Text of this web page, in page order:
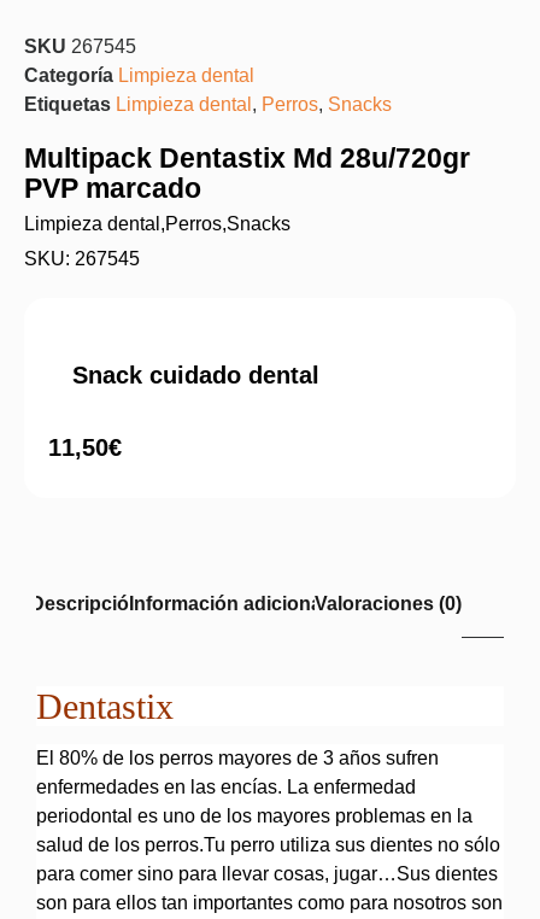
SKU 267545
Categoría Limpieza dental
Etiquetas Limpieza dental , Perros, Snacks
Multipack Dentastix Md 28u/720gr
PVP marcado
Limpieza dental ,Perros,Snacks
SKU: 267545
Snack cuidado dental
11,50€
DescripciónInformación adicionalValoraciones (0)
Dentastix
El 80% de los perros mayores de 3 años sufren
enfermedades en las encías. La enfermedad
periodontal es uno de los mayores problemas en la
salud de los perros.Tu perro utiliza sus dientes no sólo
para comer sino para llevar cosas, jugar…Sus dientes
son para ellos tan importantes como para nosotros son